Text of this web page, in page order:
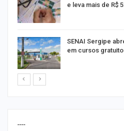
e leva mais de R$
SENAI Sergipe
em cursos
----